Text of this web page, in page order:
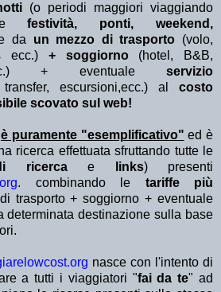
(o periodi maggiori viaggiando
lefestività, ponti, weekend,
da un mezzo di trasporto (volo,
ecc.) + soggiorno(hotel, B&B,
+ eventuale servizio
escursioni,ecc.) al costo
scovato sul web!
è puramente "esemplificativo" ed è
ricerca effettuata sfruttando tutte le
ricerca e links) presenti
. combinando le tariffe più
trasporto + soggiorno + eventuale
determinata destinazione sulla base
nasce con l'intento di
a tutti i viaggiatori "fai da te" ad